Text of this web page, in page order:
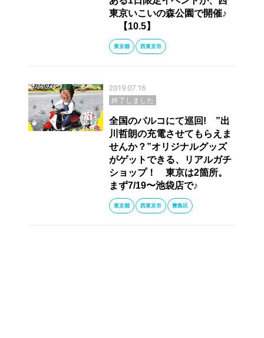
東京いこいの森公園で開催♪
【10.5】
東京都 西東京市
2019.07.16
終了しました
全国のパルコにて巡回! ”出
川哲朗の充電させてもらえま
せんか？”オリジナルグッズ
がゲットできる、リアルガチ
ショップ！ 東京は2箇所。
まず7/19〜池袋店で♪
東京都 西東京市 豊島区